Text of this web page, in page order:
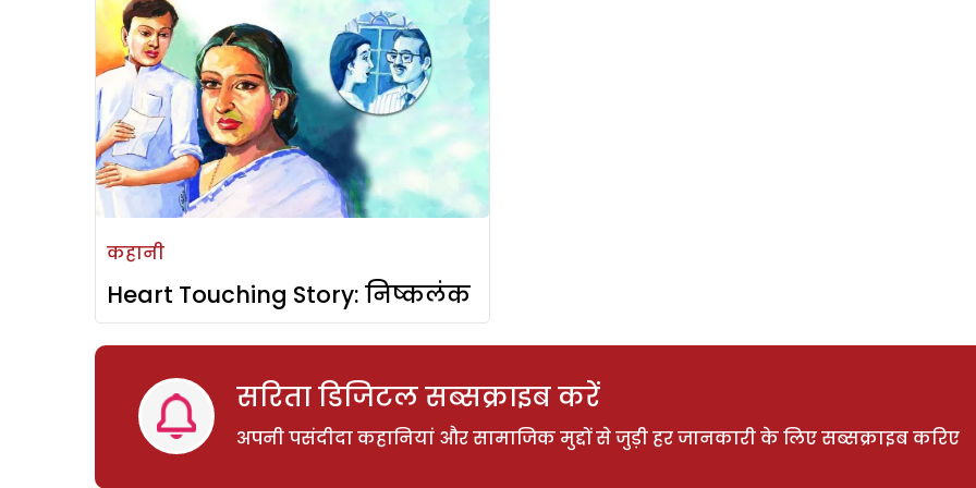
कहानी
Heart Touching Story: निष्कलंक
सरिता डिजिटल सब्सक्राइब करें
अपनी पसंदीदा कहानियां और सामाजिक मुद्दों से जुड़ी हर जानकारी के लिए सब्सक्राइब करिए